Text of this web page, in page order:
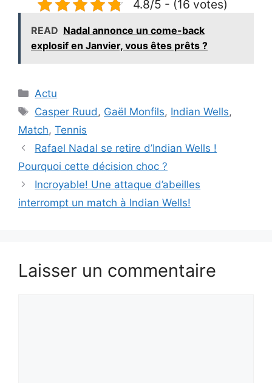
4.8/5 - (16 votes)
READ Nadal annonce un come-back
explosif en Janvier, vous êtes prêts ?
Catégories
Actu
Étiquettes
Casper Ruud, Gaël Monfils, Indian Wells,
Match, Tennis
Rafael Nadal se retire d’Indian Wells !
Pourquoi cette décision choc ?
Incroyable! Une attaque d’abeilles
interrompt un match à Indian Wells!
Laisser un commentaire